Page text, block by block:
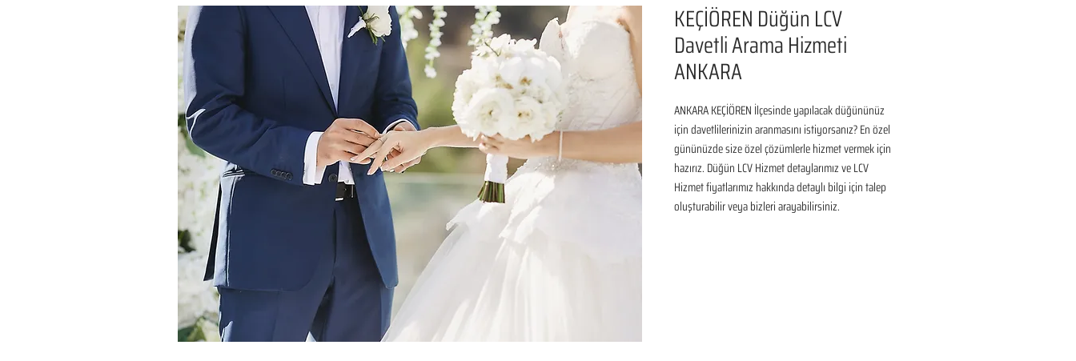
KEÇİÖREN Düğün LCV
Davetli Arama Hizmeti
ANKARA
ANKARA KEÇİÖREN İlçesinde yapılacak düğününüz
için davetlilerinizin aranmasını istiyorsanız? En özel
gününüzde size özel çözümlerle hizmet vermek için
hazırız. Düğün LCV Hizmet detaylarımız ve LCV
Hizmet fiyatlarımız hakkında detaylı bilgi için talep
oluşturabilir veya bizleri arayabilirsiniz.